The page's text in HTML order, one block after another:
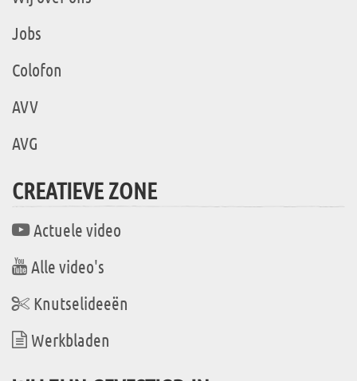
Jobs
Colofon
AVV
AVG
CREATIEVE ZONE
Actuele video
Alle video's
Knutselideeën
Werkbladen